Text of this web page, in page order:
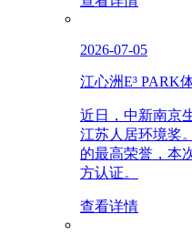
2026-07-05
江心洲E³ PARK
近日，中新南京
江苏人居环境奖
的最高荣誉，本
方认证。
查看详情